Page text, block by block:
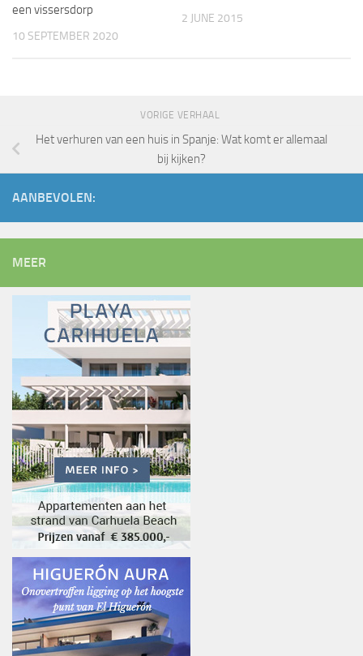
een vissersdorp
10 SEPTEMBER 2020
2 JUNE 2015
VORIGE VERHAAL
Het verhuren van een huis in Spanje: Wat komt er allemaal
bij kijken?
AANBEVOLEN:
MEER